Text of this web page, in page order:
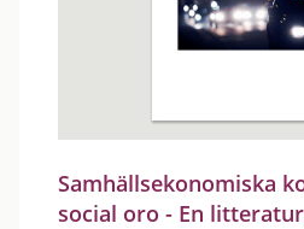
Samhällsekonomiska
social oro - En